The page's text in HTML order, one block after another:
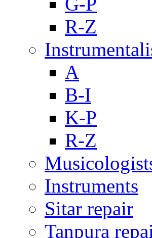
R-Z
A
B-I
K-P
R-Z
Instruments
Sitar repair
Tanpura